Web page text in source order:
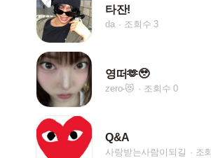
타잔!
da 조회수 3
영떠🫶🥹
zero-😻 조회수 0
Q&A
사랑받는사람이되길 조